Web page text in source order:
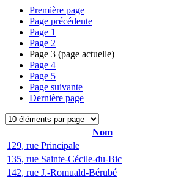
Première page
Page précédente
Page 1
Page 2
Page 3 (page actuelle)
Page 4
Page 5
Page suivante
Dernière page
Nom
129, rue Principale
135, rue Sainte-Cécile-du-Bic
142, rue J.-Romuald-Bérubé